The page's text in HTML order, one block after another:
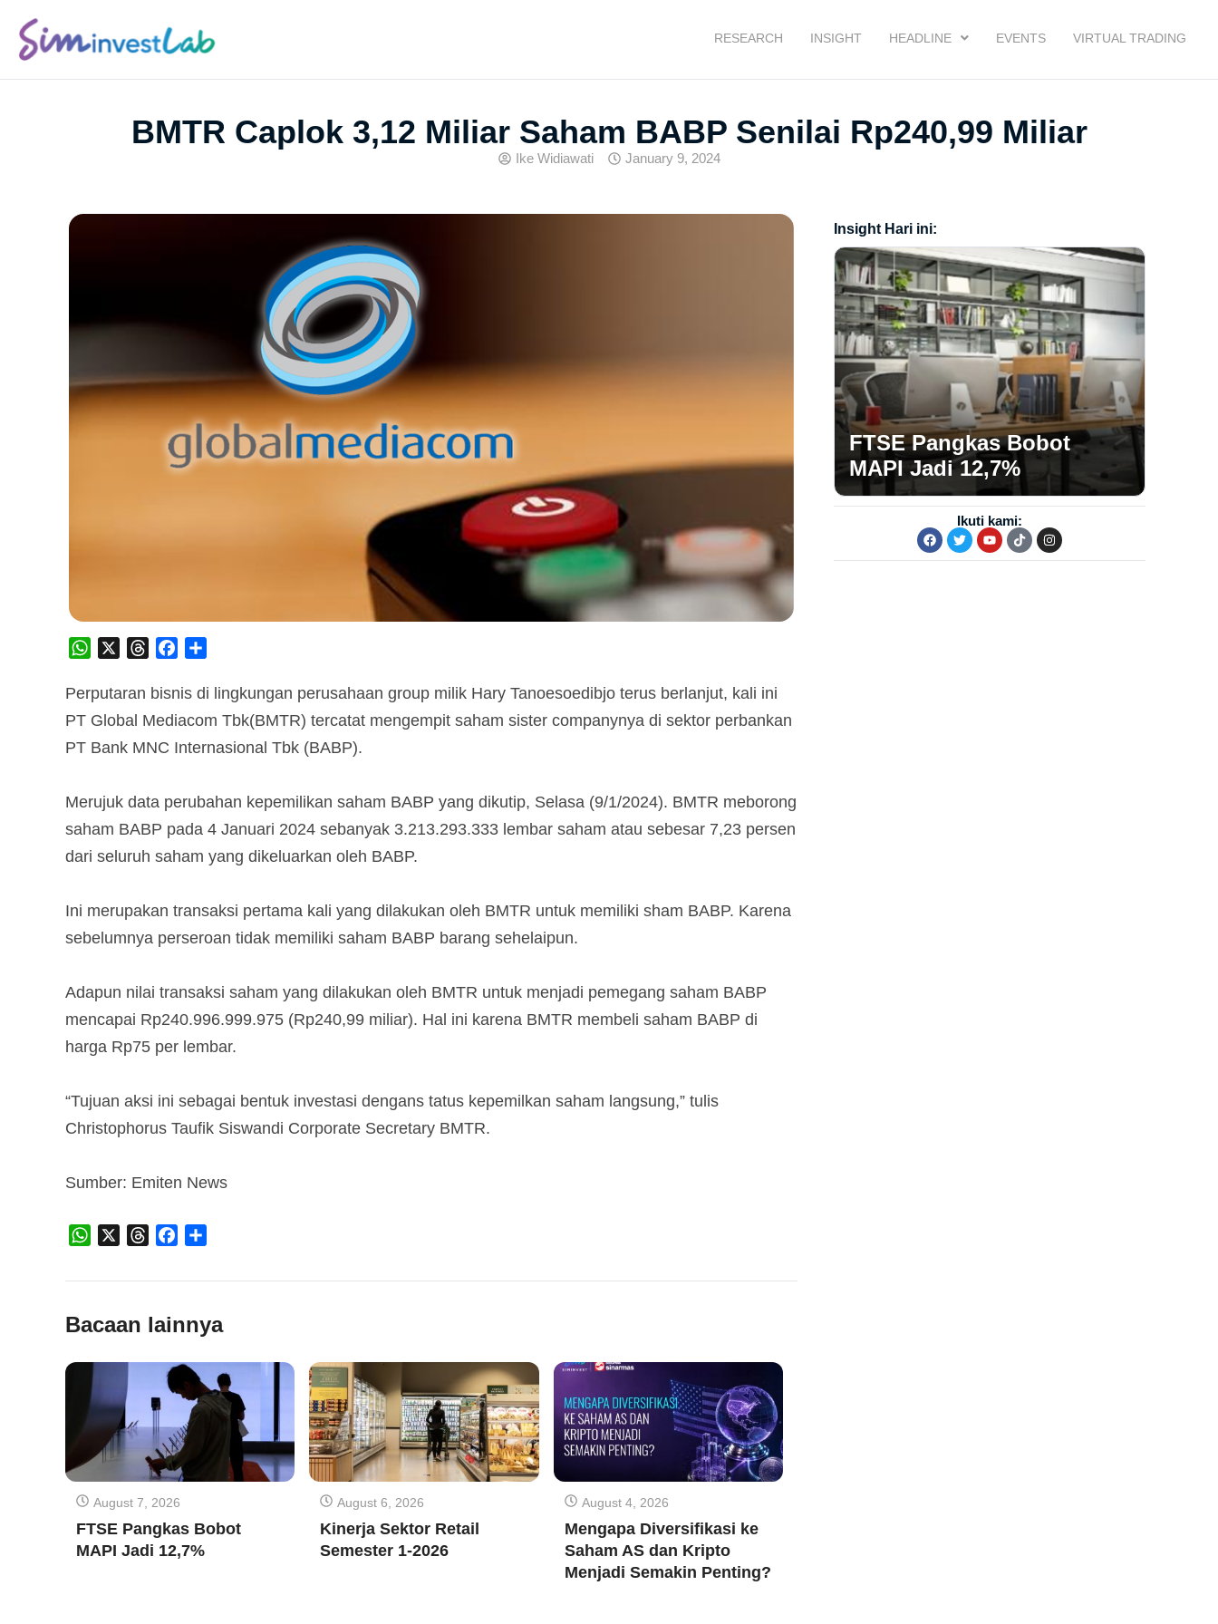
RESEARCH INSIGHT HEADLINE EVENTS VIRTUAL TRADING
BMTR Caplok 3,12 Miliar Saham BABP Senilai Rp240,99 Miliar
Ike Widiawati January 9, 2024
WhatsApp ThreadsFacebook
Perputaran bisnis di lingkungan perusahaan group milik Hary Tanoesoedibjo terus berlanjut, kali ini
PT Global Mediacom Tbk(BMTR) tercatat mengempit saham sister companynya di sektor perbankan
PT Bank MNC Internasional Tbk (BABP).
Merujuk data perubahan kepemilikan saham BABP yang dikutip, Selasa (9/1/2024). BMTR meborong
saham BABP pada 4 Januari 2024 sebanyak 3.213.293.333 lembar saham atau sebesar 7,23 persen
dari seluruh saham yang dikeluarkan oleh BABP.
Ini merupakan transaksi pertama kali yang dilakukan oleh BMTR untuk memiliki sham BABP. Karena
sebelumnya perseroan tidak memiliki saham BABP barang sehelaipun.
Adapun nilai transaksi saham yang dilakukan oleh BMTR untuk menjadi pemegang saham BABP
mencapai Rp240.996.999.975 (Rp240,99 miliar). Hal ini karena BMTR membeli saham BABP di
harga Rp75 per lembar.
“Tujuan aksi ini sebagai bentuk investasi dengans tatus kepemilkan saham langsung,” tulis
Christophorus Taufik Siswandi Corporate Secretary BMTR.
Sumber: Emiten News
WhatsApp ThreadsFacebook
Bacaan lainnya
August 7, 2026
FTSE Pangkas Bobot
MAPI Jadi 12,7%
August 6, 2026
Kinerja Sektor Retail
Semester 1-2026
August 4, 2026
Mengapa Diversifikasi ke
Saham AS dan Kripto
Menjadi Semakin Penting?
Insight Hari ini:
FTSE Pangkas Bobot
MAPI Jadi 12,7%
Ikuti kami: